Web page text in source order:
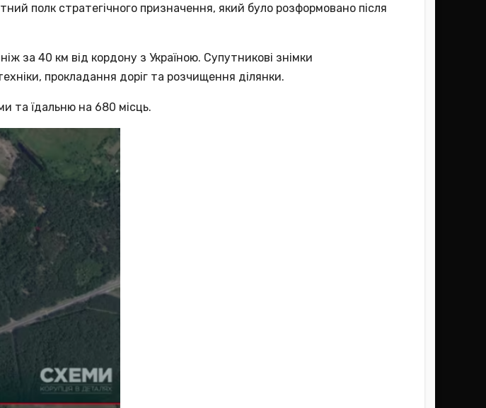
полк стратегічного призначення, який було розформовано після
за 40 км від кордону з Україною. Супутникові знімки
прокладання доріг та розчищення ділянки.
та їдальню на 680 місць.